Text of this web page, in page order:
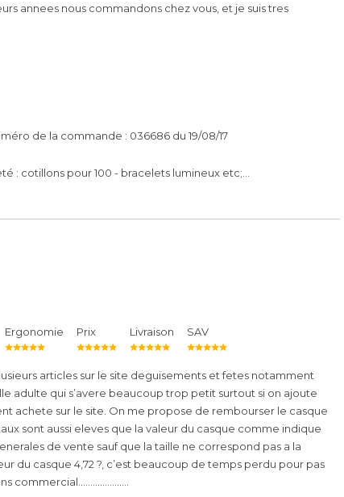
annees nous commandons chez vous, et je suis tres
de la commande : 036686 du 19/08/17
: cotillons pour 100 - bracelets lumineux etc;...
Ergonomie Prix Livraison SAV
articles sur le site deguisements et fetes notamment
adulte qui s’avere beaucoup trop petit surtout si on ajoute
achete sur le site. On me propose de rembourser le casque
sont aussi eleves que la valeur du casque comme indique
de vente sauf que la taille ne correspond pas a la
du casque 4,72 ?, c’est beaucoup de temps perdu pour pas
commercial…………………